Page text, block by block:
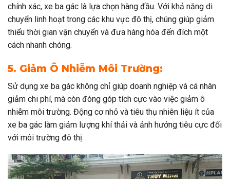
chính xác, xe ba gác là lựa chọn hàng đầu. Với khả năng di
chuyển linh hoạt trong các khu vực đô thị, chúng giúp giảm
thiểu thời gian vận chuyển và đưa hàng hóa đến đích một
cách nhanh chóng.
5. Giảm Ô Nhiễm Môi Trường:
Sử dụng xe ba gác không chỉ giúp doanh nghiệp và cá nhân
giảm chi phí, mà còn đóng góp tích cực vào việc giảm ô
nhiễm môi trường. Động cơ nhỏ và tiêu thụ nhiên liệu ít của
xe ba gác làm giảm lượng khí thải và ảnh hưởng tiêu cực đối
với môi trường đô thị.